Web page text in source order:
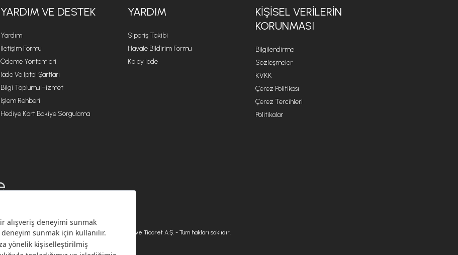
YARDIM VE DESTEK
Yardım
İletişim Formu
Ödeme Yöntemleri
İade Ve İptal Şartları
Bilgi Toplumu Hizmet
İşlem Rehberi
Hediye Kart Bakiye Sorgulama
YARDIM
Sipariş Takibi
Havale Bildirim Formu
Kolay İade
KİŞİSEL VERİLERİN
KORUNMASI
Bilgilendirme
Sözleşmeler
KVKK
Çerez Politikası
Çerez Tercihleri
Politikalar
© 2026 Karaca Home Collection Tekstil Sanayi ve Ticaret A.Ş. - Tüm hakları saklıdır.